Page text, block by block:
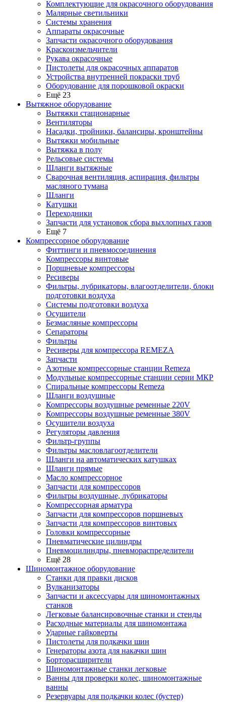
Комплектующие для окрасочного оборудования
Малярные светильники
Системы хранения
Аппараты окрасочные
Запчасти окрасочного оборудования
Краскоизмельчители
Рукава окрасочные
Пистолеты для окрасочных аппаратов
Устройства внутренней покраски труб
Оборудование для порошковой окраски
Ещё 23
Вытяжное оборудование
Вытяжки стационарные
Вентиляторы
Насадки, тройники, балансиры, кронштейны
Вытяжки мобильные
Вытяжка в полу
Рельсовые системы
Шланги вытяжные
Сварочная вентиляция, аспирация, фильтры
масляного тумана
Шланги
Катушки
Переходники
Запчасти для установок сбора выхлопных газов
Ещё 7
Компрессорное оборудование
Фиттинги и пневмосоединения
Компрессоры винтовые
Поршневые компрессоры
Ресиверы
Фильтры, лубрикаторы, влагоотделители, блоки
подготовки воздуха
Системы подготовки воздуха
Осушители
Безмасляные компрессоры
Сепараторы
Фильтры
Ресиверы для компрессора REMEZA
Запчасти
Азотные компрессорные станции Remeza
Модульные компрессорные станции серии МКР
Спиральные компрессоры Remeza
Шланги воздушные
Компрессоры воздушные ременные 220V
Компрессоры воздушные ременные 380V
Осушители воздуха
Регуляторы давления
Фильтр-группы
Фильтры масловлагоотделители
Шланги на автоматических катушках
Шланги прямые
Масло компрессорное
Запчасти для компрессоров
Фильтры воздушные, лубрикаторы
Компрессорная арматура
Запчасти для компрессоров поршневых
Запчасти для компрессоров винтовых
Головки компрессорные
Пневматические цилиндры
Пневмоцилиндры, пневмораспределители
Ещё 28
Шиномонтажное оборудование
Станки для правки дисков
Вулканизаторы
Запчасти и аксессуары для шиномонтажных
станков
Легковые балансировочные станки и стенды
Расходные материалы для шиномонтажа
Ударные гайковерты
Пистолеты для подкачки шин
Генераторы азота для накачки шин
Борторасширители
Шиномонтажные станки легковые
Ванны для проверки колес, шиномонтажные
ванны
Резервуары для подкачки колес (бустер)